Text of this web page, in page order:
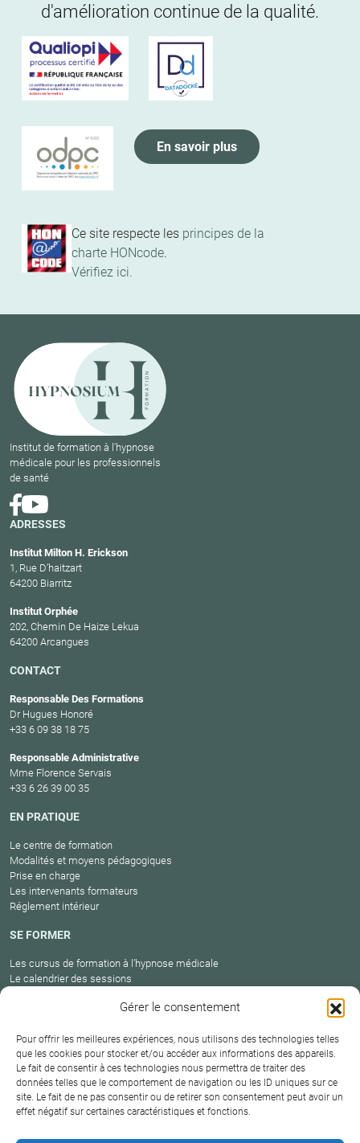
Gérer le consentement
Pour offrir les meilleures expériences, nous utilisons des technologies telles
que les cookies pour stocker et/ou accéder aux informations des appareils.
Le fait de consentir à ces technologies nous permettra de traiter des
données telles que le comportement de navigation ou les ID uniques sur ce
site. Le fait de ne pas consentir ou de retirer son consentement peut avoir un
effet négatif sur certaines caractéristiques et fonctions.
d'amélioration continue de la qualité.
Ce site respecte les principes de la
charte HONcode.
Vérifiez ici.
En savoir plus
Institut de formation à l'hypnose
médicale pour les professionnels
de santé
ADRESSES
Institut Milton H. Erickson
1, Rue D’haitzart
64200 Biarritz
Institut Orphée
202, Chemin De Haize Lekua
64200 Arcangues
CONTACT
Responsable Des Formations
Dr Hugues Honoré
+33 6 09 38 18 75
Responsable Administrative
Mme Florence Servais
+33 6 26 39 00 35
EN PRATIQUE
Le centre de formation
Modalités et moyens pédagogiques
Prise en charge
Les intervenants formateurs
Réglement intérieur
SE FORMER
Les cursus de formation à l’hypnose médicale
Le calendrier des sessions
Mentions
légales
Conditions
générales de
vente
Plan
du site
Contact
Protection
des données